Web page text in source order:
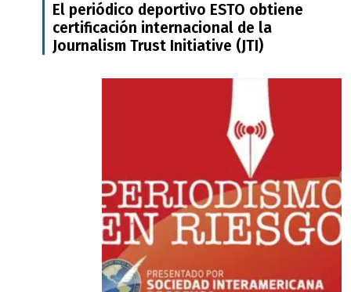
El periódico deportivo ESTO obtiene
certificación internacional de la
Journalism Trust Initiative (JTI)